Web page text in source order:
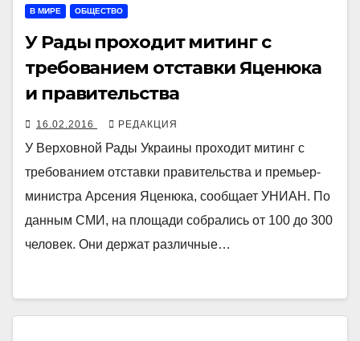
В МИРЕ ОБЩЕСТВО
У Рады проходит митинг с
требованием отставки Яценюка
и правительства
16.02.2016 РЕДАКЦИЯ
У Верховной Рады Украины проходит митинг с
требованием отставки правительства и премьер-
министра Арсения Яценюка, сообщает УНИАН. По
данным СМИ, на площади собрались от 100 до 300
человек. Они держат различные…